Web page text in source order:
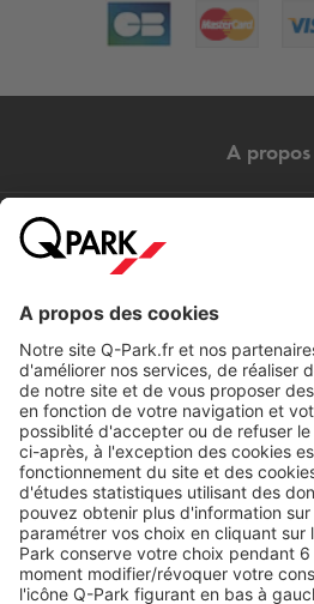
A propos
Nos services
Cookies
Copyright
CGV